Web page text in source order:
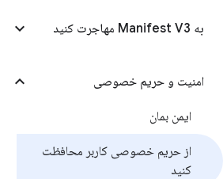
به Manifest V3 مهاجرت کنید
امنیت و حریم خصوصی
ایمن بمان
از حریم خصوصی کاربر محافظت
کنید